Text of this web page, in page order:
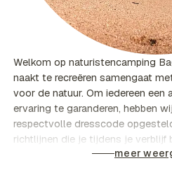
Welkom op naturistencamping
naakt te recreëren samengaat
voor de natuur. Om iedereen een
ervaring te garanderen, hebben
respectvolle dresscode
richtlijnen die je tijdens je verblijf
meer